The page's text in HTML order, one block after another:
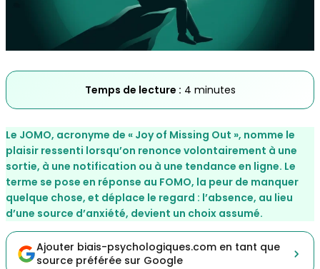
Temps de lecture : 4 minutes
Le JOMO, acronyme de « Joy of Missing Out », nomme le
plaisir ressenti lorsqu’on renonce volontairement à une
sortie, à une notification ou à une tendance en ligne. Le
terme se pose en réponse au FOMO, la peur de manquer
quelque chose, et déplace le regard : l’absence, au lieu
d’une source d’anxiété, devient un choix assumé.
Ajouter biais-psychologiques.com en tant que
source préférée sur Google